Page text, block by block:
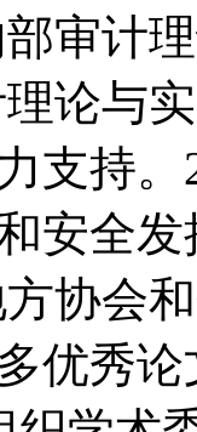
审计
论与
支持
安全
协会
优秀